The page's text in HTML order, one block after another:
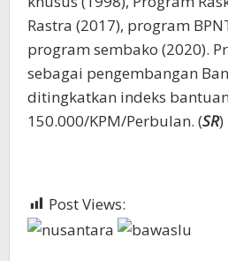
Rastra (2017), program
program sembako (2020).
sebagai pengembangan
ditingkatkan indeks
150.000/KPM/Perbulan. (SR)
Post Views: